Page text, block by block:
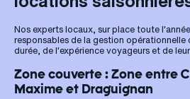
Nos experts locaux, sur place toute
responsables de la gestion
durée, de l'expérience voyageurs et de leur
Zone couverte : Zone entre
Maxime et Draguignan